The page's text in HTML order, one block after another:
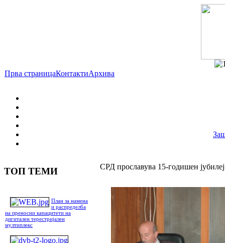
Прва страницаКонтактиАрхива
ТОП ТЕМИ
План за намена
и распределба
на преносни капацитети на
дигитален терестријален
мултиплекс
СРД прославува 15-годишен јубилеј